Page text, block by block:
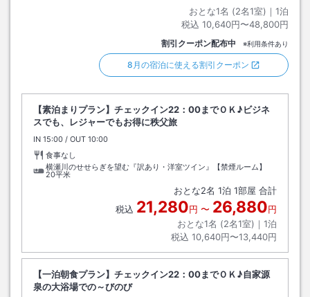
おとな1名 (2名1室)｜ 1泊
税込 10,640円〜48,800円
割引クーポン配布中 ※利用条件あり
8月の宿泊に使える割引クーポン
【素泊まりプラン】チェックイン22：00までＯＫ♪ビジネ
スでも、レジャーでもお得に秩父旅
IN チェックイン
15:00 / OUT チェックアウト
10:00
食事なし
横瀬川のせせらぎを望む『訳あり・洋室ツイン』【禁煙ルーム】
20平米
おとな2名 1泊 1部屋 合計
税込 21,280円 〜 26,880円
おとな1名 (2名1室)｜ 1泊
税込 10,640円〜13,440円
【一泊朝食プラン】チェックイン22：00までＯＫ♪自家源
泉の大浴場での～びのび